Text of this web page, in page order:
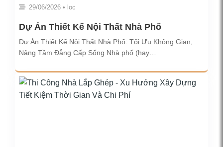
29/06/2026 • loc
Dự Án Thiết Kế Nội Thất Nhà Phố
Dự Án Thiết Kế Nội Thất Nhà Phố: Tối Ưu Không Gian,
Nâng Tầm Đẳng Cấp Sống Nhà phố (hay…